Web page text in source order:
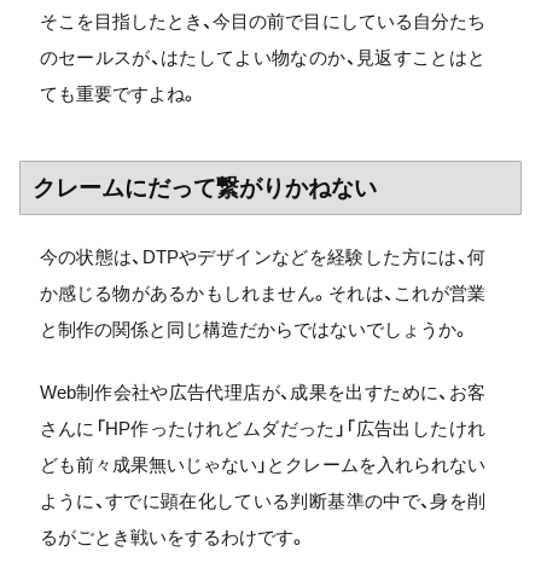
そこを目指したとき、今目の前で目にしている自分たち
のセールスが、はたしてよい物なのか、見返すことはと
ても重要ですよね。
クレームにだって繋がりかねない
今の状態は、DTPやデザインなどを経験した方には、何
か感じる物があるかもしれません。それは、これが営業
と制作の関係と同じ構造だからではないでしょうか。
Web制作会社や広告代理店が、成果を出すために、お客
さんに「HP作ったけれどムダだった」「広告出したけれ
ども前々成果無いじゃない」とクレームを入れられない
ように、すでに顕在化している判断基準の中で、身を削
るがごとき戦いをするわけです。